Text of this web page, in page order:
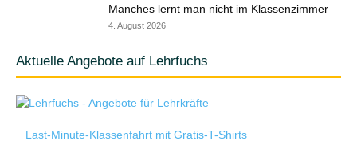
Manches lernt man nicht im Klassenzimmer
4. August 2026
Aktuelle Angebote auf Lehrfuchs
Last-Minute-Klassenfahrt mit Gratis-T-Shirts